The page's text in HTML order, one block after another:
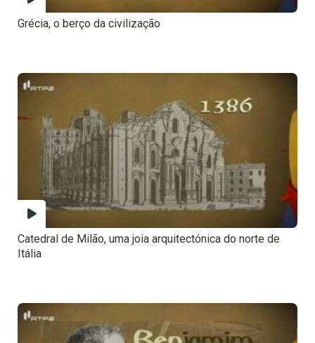
Grécia, o berço da civilização
Catedral de Milão, uma joia arquitectónica do norte de
Itália